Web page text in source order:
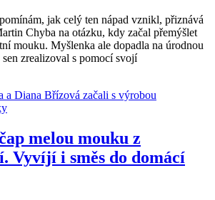
jak celý ten nápad vznikl, přiznává
Chyba na otázku, kdy začal přemýšlet
mouku. Myšlenka ale dopadla na úrodnou
zrealizoval s pomocí svojí
melou mouku z
Vyvíjí i směs do domácí